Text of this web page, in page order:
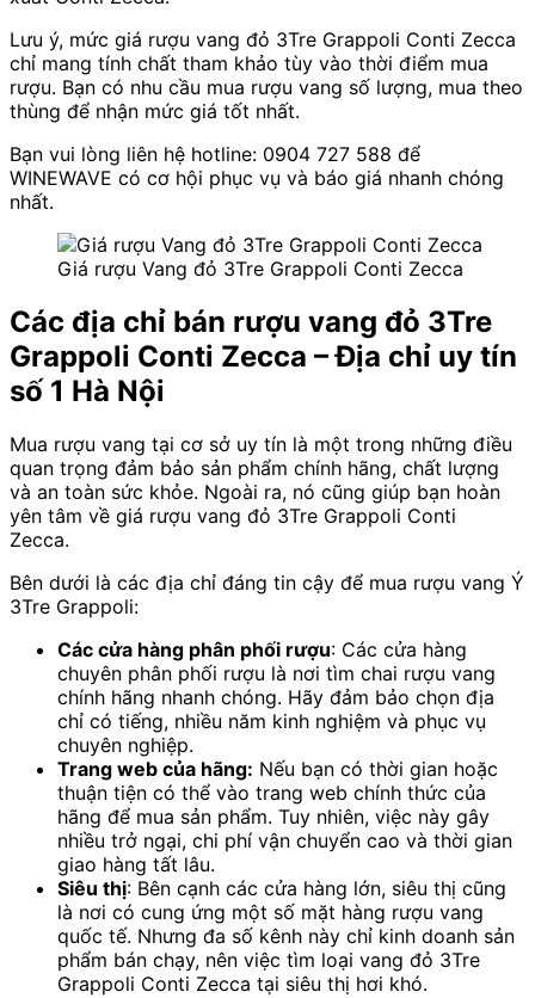
Lưu ý, mức giá rượu vang đỏ 3Tre Grappoli Conti Zecca
chỉ mang tính chất tham khảo tùy vào thời điểm mua
rượu. Bạn có nhu cầu mua rượu vang số lượng, mua theo
thùng để nhận mức giá tốt nhất.
Bạn vui lòng liên hệ hotline: 0904 727 588 để
WINEWAVE có cơ hội phục vụ và báo giá nhanh chóng
nhất.
Giá rượu Vang đỏ 3Tre Grappoli Conti Zecca
Các địa chỉ bán rượu vang đỏ 3Tre
Grappoli Conti Zecca – Địa chỉ uy tín
số 1 Hà Nội
Mua rượu vang tại cơ sở uy tín là một trong những điều
quan trọng đảm bảo sản phẩm chính hãng, chất lượng
và an toàn sức khỏe. Ngoài ra, nó cũng giúp bạn hoàn
yên tâm về giá rượu vang đỏ 3Tre Grappoli Conti
Zecca.
Bên dưới là các địa chỉ đáng tin cậy để mua rượu vang Ý
3Tre Grappoli:
Các cửa hàng phân phối rượu: Các cửa hàng
chuyên phân phối rượu là nơi tìm chai rượu vang
chính hãng nhanh chóng. Hãy đảm bảo chọn địa
chỉ có tiếng, nhiều năm kinh nghiệm và phục vụ
chuyên nghiệp.
Trang web của hãng: Nếu bạn có thời gian hoặc
thuận tiện có thể vào trang web chính thức của
hãng để mua sản phẩm. Tuy nhiên, việc này gây
nhiều trở ngại, chi phí vận chuyển cao và thời gian
giao hàng tất lâu.
Siêu thị: Bên cạnh các cửa hàng lớn, siêu thị cũng
là nơi có cung ứng một số mặt hàng rượu vang
quốc tế. Nhưng đa số kênh này chỉ kinh doanh sản
phẩm bán chạy, nên việc tìm loại vang đỏ 3Tre
Grappoli Conti Zecca tại siêu thị hơi khó.